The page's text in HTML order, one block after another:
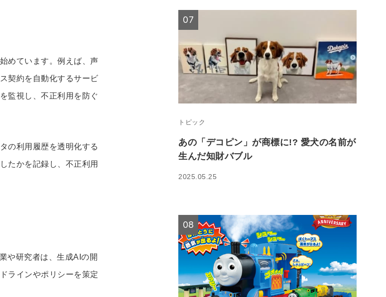
めています。例えば、声
契約を自動化するサービ
監視し、不正利用を防ぐ
の利用履歴を透明化する
たかを記録し、不正利用
や研究者は、生成AIの開
ラインやポリシーを策定
トピック
あの「デコピン」が商標に!? 愛犬の名前が
生んだ知財バブル
2025.05.25